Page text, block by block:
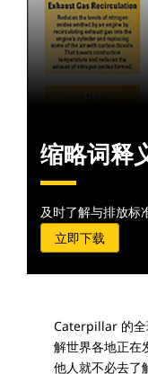
缩略词释
及时了解与排放标
立即下载
Caterpillar 的全
解世界各地正在
他人就不必去了